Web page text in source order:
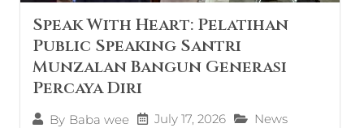
Speak With Heart: Pelatihan
Public Speaking Santri
Munzalan Bangun Generasi
Percaya Diri
By Baba wee July 17, 2026
News